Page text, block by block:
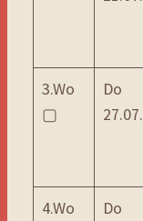
3.Wo
▢
Do
27.07.
4.Wo
Do